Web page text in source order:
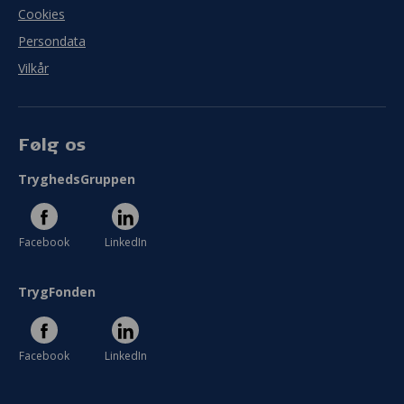
Cookies
Persondata
Vilkår
Følg os
TryghedsGruppen
Facebook LinkedIn
TrygFonden
Facebook LinkedIn